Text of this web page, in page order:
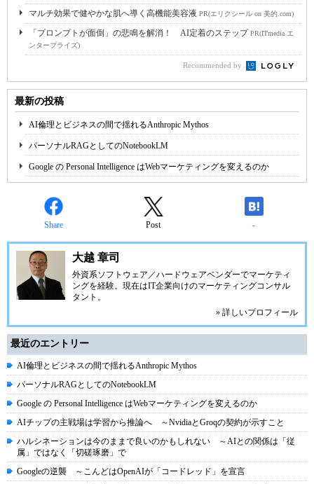
マルチ効果で健やかな肌へ導く高機能美容液 PR(エリクシール on 美的.com)
「プロンプトが面倒」の悲鳴を解消！ AI定着のステップPR(ITmedia エ
ンタープライズ)
Recommended by
最新の投稿
AI倫理とビジネスの間で揺れるAnthropic Mythos
パーソナルRAGとしてのNotebookLM
Google の Personal Intelligence はWebマーケティングを変えるのか
Share Post -
大越 章司
外資系ソフトウェア／ハードウェアベンダーでマーケティ
ングを経験。現在はIT企業向けのマーケティングコンサル
タント。
» 詳しいプロフィール
最近のエントリー
AI倫理とビジネスの間で揺れるAnthropic Mythos
パーソナルRAGとしてのNotebookLM
Google の Personal Intelligence はWebマーケティングを変えるのか
AIチップの主戦場は学習から推論へ ～NvidiaとGroqの契約が示すこと
ハルシネーションは今のままで良いのかもしれない ～AIとの関係は「従
属」ではなく「切磋琢磨」で
Googleの逆襲 ～こんどはOpenAIが「コードレッド」を宣言